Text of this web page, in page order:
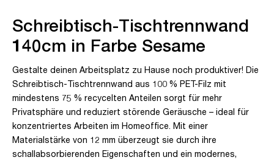
Schreibtisch-Tischtrennwand
140cm in Farbe Sesame
Gestalte deinen Arbeitsplatz zu Hause noch produktiver! Die
Schreibtisch-Tischtrennwand aus 100 % PET-Filz mit
mindestens 75 % recycelten Anteilen sorgt für mehr
Privatsphäre und reduziert störende Geräusche – ideal für
konzentriertes Arbeiten im Homeoffice. Mit einer
Materialstärke von 12 mm überzeugt sie durch ihre
schallabsorbierenden Eigenschaften und ein modernes,